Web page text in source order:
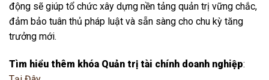
động sẽ giúp tổ chức xây dựng nền tảng quản trị vững chắc,
đảm bảo tuân thủ pháp luật và sẵn sàng cho chu kỳ tăng
trưởng mới.
Tìm hiểu thêm khóa Quản trị tài chính doanh nghiệp: